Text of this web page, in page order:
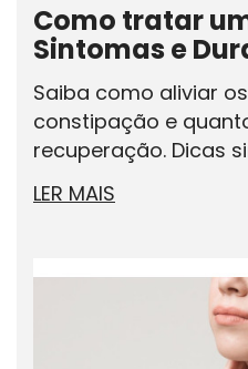
Como tratar
Sintomas e
Saiba como aliviar
constipação e
recuperação. Dicas
LER MAIS